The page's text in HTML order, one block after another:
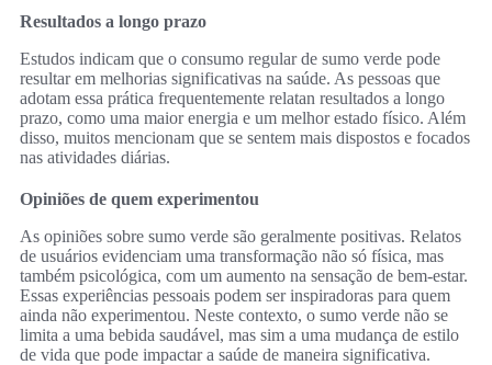
Resultados a longo prazo
Estudos indicam que o consumo regular de sumo verde pode
resultar em melhorias significativas na saúde. As pessoas que
adotam essa prática frequentemente relatan resultados a longo
prazo, como uma maior energia e um melhor estado físico. Além
disso, muitos mencionam que se sentem mais dispostos e focados
nas atividades diárias.
Opiniões de quem experimentou
As opiniões sobre sumo verde são geralmente positivas. Relatos
de usuários evidenciam uma transformação não só física, mas
também psicológica, com um aumento na sensação de bem-estar.
Essas experiências pessoais podem ser inspiradoras para quem
ainda não experimentou. Neste contexto, o sumo verde não se
limita a uma bebida saudável, mas sim a uma mudança de estilo
de vida que pode impactar a saúde de maneira significativa.